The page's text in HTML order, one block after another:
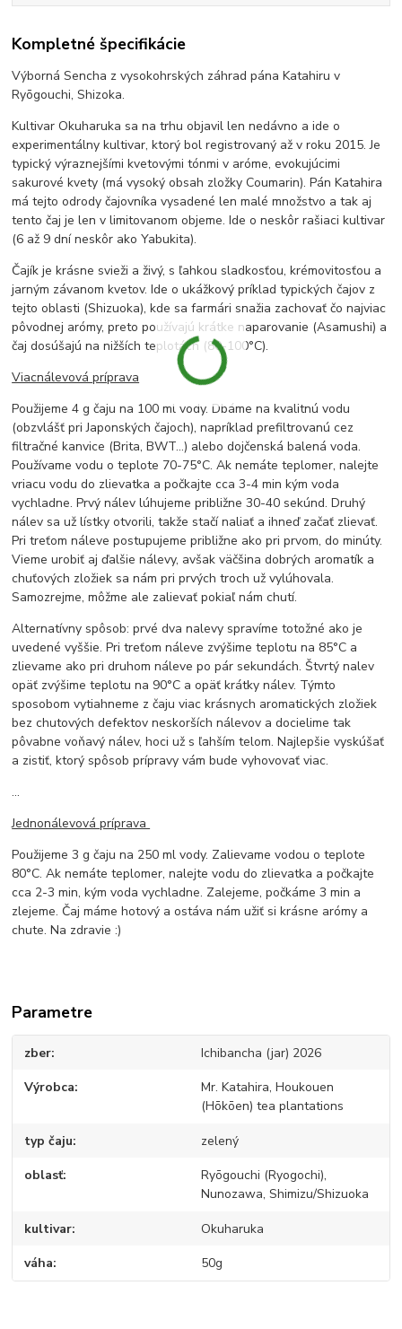
Kompletné špecifikácie
Výborná Sencha z vysokohrských záhrad pána Katahiru v
Ryōgouchi, Shizoka.
Kultivar Okuharuka sa na trhu objavil len nedávno a ide o
experimentálny kultivar, ktorý bol registrovaný až v roku 2015. Je
typický výraznejšími kvetovými tónmi v aróme, evokujúcimi
sakurové kvety (má vysoký obsah zložky Coumarin). Pán Katahira
má tejto odrody čajovníka vysadené len malé množstvo a tak aj
tento čaj je len v limitovanom objeme. Ide o neskôr rašiaci kultivar
(6 až 9 dní neskôr ako Yabukita).
Čajík je krásne svieži a živý, s ľahkou sladkosťou, krémovitosťou a
jarným závanom kvetov. Ide o ukážkový príklad typických čajov z
tejto oblasti (Shizuoka), kde sa farmári snažia zachovať čo najviac
pôvodnej arómy, preto používajú krátke naparovanie (Asamushi) a
čaj dosúšajú na nižších teplotách (80-100°C).
Viacnálevová príprava
Použijeme 4 g čaju na 100 ml vody. Dbáme na kvalitnú vodu
(obzvlášť pri Japonských čajoch), napríklad prefiltrovanú cez
filtračné kanvice (Brita, BWT...) alebo dojčenská balená voda.
Používame vodu o teplote 70-75°C. Ak nemáte teplomer, nalejte
vriacu vodu do zlievatka a počkajte cca 3-4 min kým voda
vychladne. Prvý nálev lúhujeme približne 30-40 sekúnd. Druhý
nálev sa už lístky otvorili, takže stačí naliať a ihneď začať zlievať.
Pri treťom náleve postupujeme približne ako pri prvom, do minúty.
Vieme urobiť aj ďalšie nálevy, avšak väčšina dobrých aromatík a
chuťových zložiek sa nám pri prvých troch už vylúhovala.
Samozrejme, môžme ale zalievať pokiaľ nám chutí.
Alternatívny spôsob: prvé dva nalevy spravíme totožné ako je
uvedené vyššie. Pri treťom náleve zvýšime teplotu na 85°C a
zlievame ako pri druhom náleve po pár sekundách. Štvrtý nalev
opäť zvýšime teplotu na 90°C a opäť krátky nálev. Týmto
sposobom vytiahneme z čaju viac krásnych aromatických zložiek
bez chutových defektov neskorších nálevov a docielime tak
pôvabne voňavý nálev, hoci už s ľahším telom. Najlepšie vyskúšať
a zistiť, ktorý spôsob prípravy vám bude vyhovovať viac.
...
Jednonálevová príprava
Použijeme 3 g čaju na 250 ml vody. Zalievame vodou o teplote
80°C. Ak nemáte teplomer, nalejte vodu do zlievatka a počkajte
cca 2-3 min, kým voda vychladne. Zalejeme, počkáme 3 min a
zlejeme. Čaj máme hotový a ostáva nám užiť si krásne arómy a
chute. Na zdravie :)
Parametre
zber Ichibancha (jar) 2026
Výrobca
Mr. Katahira, Houkouen
(Hōkōen) tea plantations
typ čaju zelený
oblasť
Ryōgouchi (Ryogochi),
Nunozawa, Shimizu/Shizuoka
kultivar Okuharuka
váha 50g